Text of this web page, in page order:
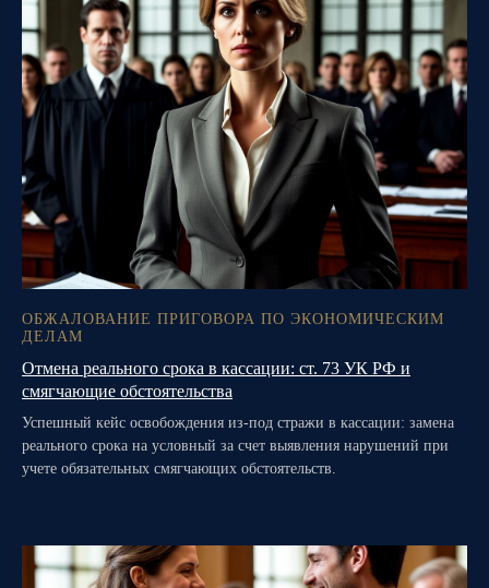
ОБЖАЛОВАНИЕ ПРИГОВОРА ПО ЭКОНОМИЧЕСКИМ
ДЕЛАМ
Отмена реального срока в кассации: ст. 73 УК РФ и
смягчающие обстоятельства
Успешный кейс освобождения из-под стражи в кассации: замена
реального срока на условный за счет выявления нарушений при
учете обязательных смягчающих обстоятельств.